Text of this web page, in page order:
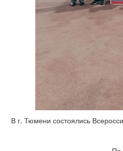
В г. Тюмени состоялись